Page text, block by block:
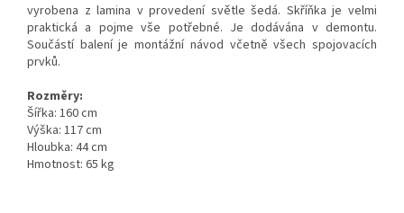
vyrobena z lamina v provedení světle šedá. Skříňka je velmi
praktická a pojme vše potřebné. Je dodávána v demontu.
Součástí balení je montážní návod včetně všech spojovacích
prvků.
Rozměry:
Šířka: 160 cm
Výška: 117 cm
Hloubka: 44 cm
Hmotnost: 65 kg